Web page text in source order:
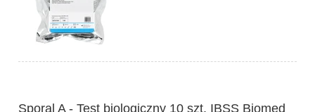
Sporal A - Test biologiczny 10 szt. IBSS Biomed